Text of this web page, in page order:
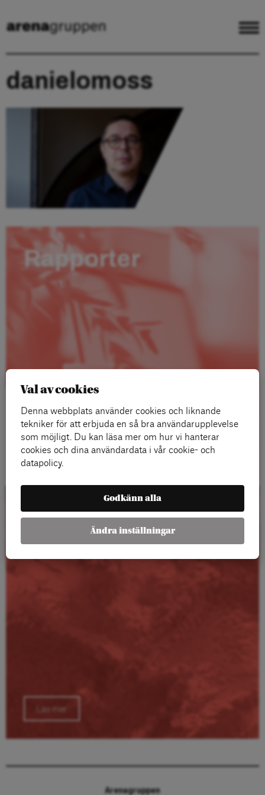
danielomoss
Rapporter
Läs mer
Kalender
Läs mer
Arenagruppen
Val av cookies
Denna webbplats använder cookies och liknande
tekniker för att erbjuda en så bra användarupplevelse
som möjligt. Du kan läsa mer om hur vi hanterar
cookies och dina användardata i vår cookie- och
datapolicy.
Godkänn alla
Ändra inställningar